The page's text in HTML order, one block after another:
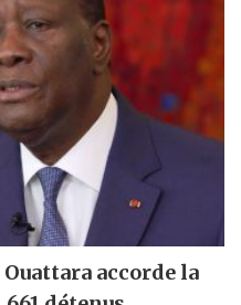
accorde la